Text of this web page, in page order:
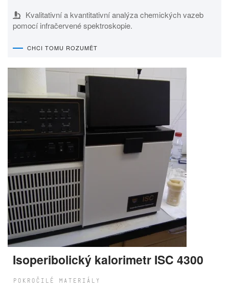
Kvalitativní a kvantitativní analýza chemických vazeb
pomocí infračervené spektroskopie.
CHCI TOMU ROZUMĚT
Isoperibolický kalorimetr ISC 4300
POKROČILÉ MATERIÁLY